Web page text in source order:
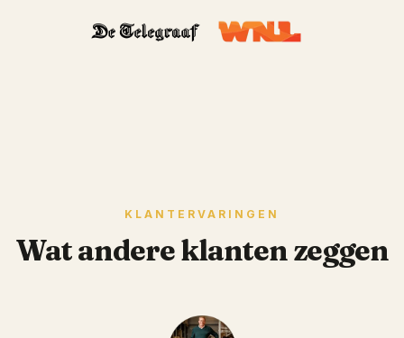
KLANTERVARINGEN
Wat andere klanten zeggen